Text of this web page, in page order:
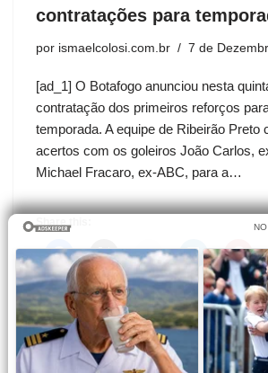
contratações para
por ismaelcolosi.com.br 7 de
[ad_1] O Botafogo anunciou nesta
contratação dos primeiros reforços
temporada. A equipe de Ribeirão Preto
acertos com os goleiros João Carlos,
Michael Fracaro, ex-ABC, para a…
Share this: